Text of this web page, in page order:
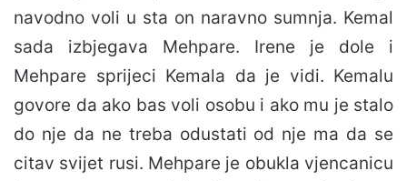
navodno voli u sta on naravno sumnja. Kemal
sada izbjegava Mehpare. Irene je dole i
Mehpare sprijeci Kemala da je vidi. Kemalu
govore da ako bas voli osobu i ako mu je stalo
do nje da ne treba odustati od nje ma da se
citav svijet rusi. Mehpare je obukla vjencanicu